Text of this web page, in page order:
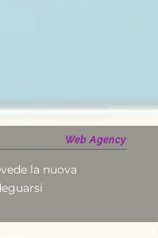
Web Agency
la nuova